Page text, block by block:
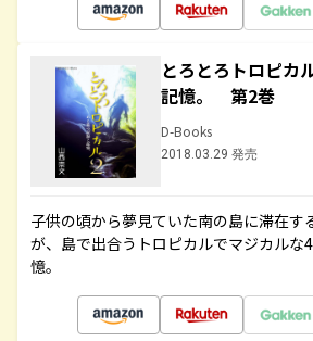
とろとろトロピ
記憶。 第2巻
D-Books
2018.03.29 発売
子供の頃から夢見ていた南の島に滞在す
が、島で出合うトロピカルでマジカルな
憶。